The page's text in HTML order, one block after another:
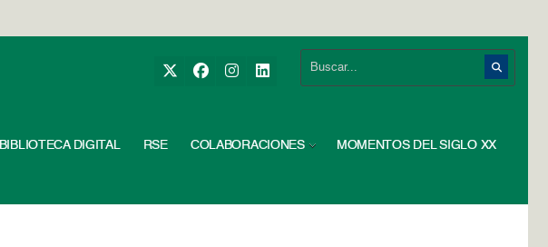
BIBLIOTECA DIGITAL RSE COLABORACIONES MOMENTOS DEL SIGLO XX